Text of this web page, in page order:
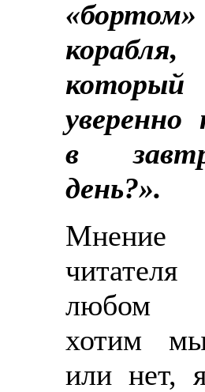
«бортом»
корабля,
который
уверенно
в
день?».
Мнение
любом
хотим
или нет,